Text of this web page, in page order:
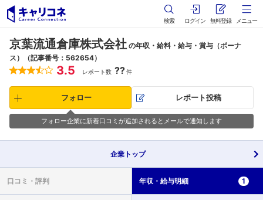
検索 ログイン 無料登録 メニュー
京葉流通倉庫株式会社 の年収・給料・給与・賞与（ボーナ
ス）（記事番号：562654）
3.5 レポート数 ??件
フォロー レポート投稿
フォロー企業に新着口コミが追加されるとメールで通知します
企業 トップ
口コミ・ 評判 年収・ 給与明細 1